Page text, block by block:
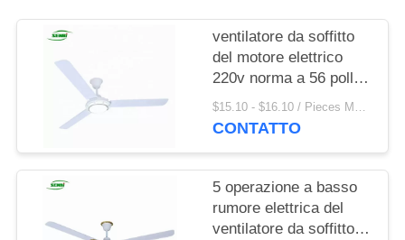
POLICY
ventilatore da soffitto
del motore elettrico
220v norma a 56 pollici
dell'alto RPM con luce
principale
$15.10 - $16.10 / Pieces MOQ:1000 Piece / Pieces
CONTATTO
5 operazione a basso
rumore elettrica del
ventilatore da soffitto